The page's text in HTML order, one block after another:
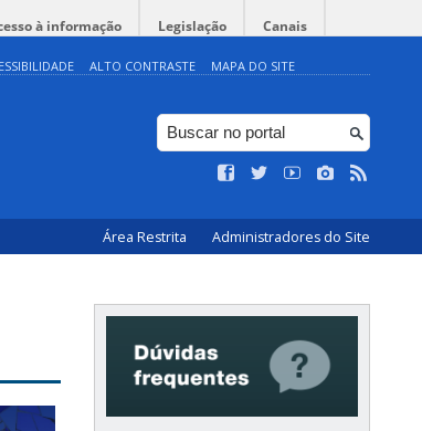
à informação Legislação Canais
ALTO CONTRASTE MAPA DO SITE
Área Restrita Administradores do Site